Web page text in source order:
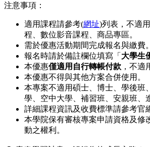
注意事項：
適用課程請參考(網址)列表，不適
程、數位影音課程、商品專區。
需於優惠活動期間完成報名與繳費。
報名時請於備註欄位填寫「 大學生
本優惠僅適用自行轉帳付款 ，不適
本優惠不得與其他方案合併使用。
本專案不適用碩士、博士、學後班
學、空中大學、補習班、安親班、
詳細課程資訊及收費標準請參考官
本學院保有審核專案申請資格及修
動之權利。